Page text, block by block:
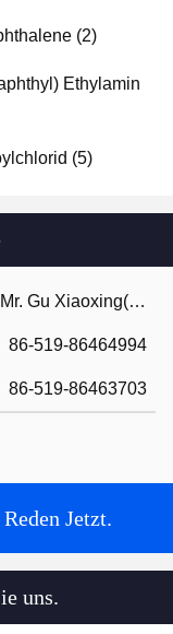
(2)
Ethylamin
(5)
Mr. Gu Xiaoxing( For Chinese Business)
86-519-86464994
86-519-86463703
Jetzt.
uns.